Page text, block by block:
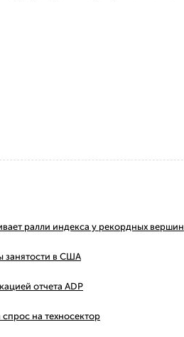
ралли индекса у рекордных вершин
занятости в США
отчета ADP
на техносектор